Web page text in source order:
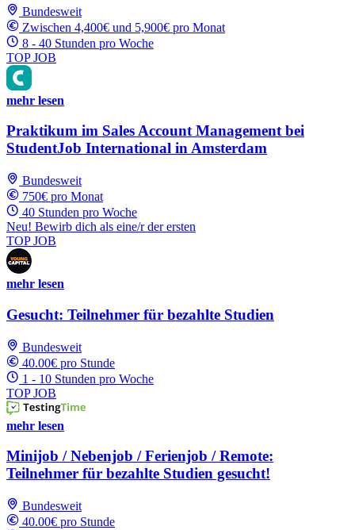
Bundesweit
Zwischen 4,400€ und 5,900€ pro Monat
8 - 40 Stunden pro Woche
TOP JOB
mehr lesen
Praktikum im Sales Account Management bei
StudentJob International in Amsterdam
Bundesweit
750€ pro Monat
40 Stunden pro Woche
Neu! Bewirb dich als eine/r der ersten
TOP JOB
mehr lesen
Gesucht: Teilnehmer für bezahlte Studien
Bundesweit
40.00€ pro Stunde
1 - 10 Stunden pro Woche
TOP JOB
mehr lesen
Minijob / Nebenjob / Ferienjob / Remote:
Teilnehmer für bezahlte Studien gesucht!
Bundesweit
40.00€ pro Stunde